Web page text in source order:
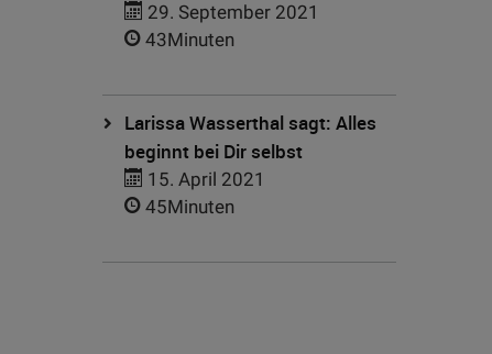
29. September 2021
43Minuten
Larissa Wasserthal sagt: Alles
beginnt bei Dir selbst
15. April 2021
45Minuten